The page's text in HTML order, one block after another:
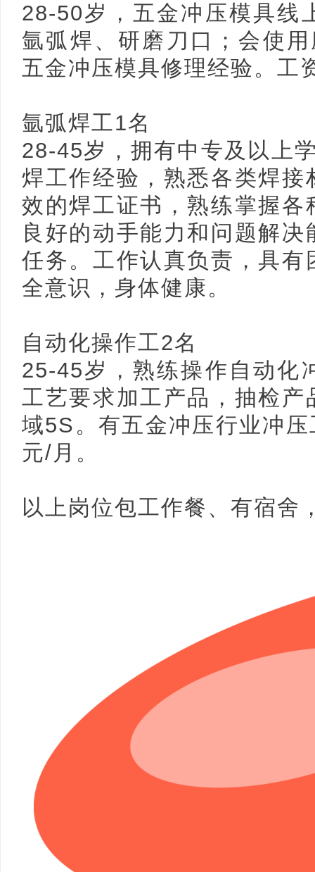
28-50岁，五金冲压模具线
氩弧焊、研磨刀口；会使
五金冲压模具修理经验。工
氩弧焊工1名
28-45岁，拥有中专及以上
焊工作经验，熟悉各类焊
效的焊工证书，熟练掌握
良好的动手能力和问题解
任务。工作认真负责，具
全意识，身体健康。
自动化操作工2名
25-45岁，熟练操作自动化
工艺要求加工产品，抽检
域5S。有五金冲压行业冲
元/月。
以上岗位包工作餐、有宿舍